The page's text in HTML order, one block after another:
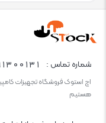
شماره تماس :
اچ استوک فروشگاه تجهیزات
هستیم